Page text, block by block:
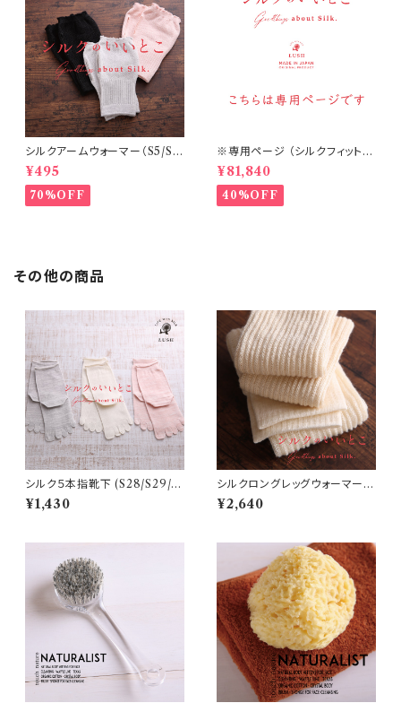
シルクアームウォーマー（S5/S
6/S7）
¥495
70%OFF
※専用ページ （シルクフィット腹
¥81,840
40%OFF
その他の商品
シルク５本指靴下 (S28/S29/S
30)
¥1,430
シルクロングレッグウォーマー
(S27)
¥2,640